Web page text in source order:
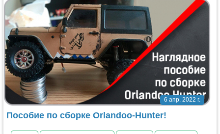
6 апр. 2022 г.
Пособие по сборке Orlandoo-Hunter!